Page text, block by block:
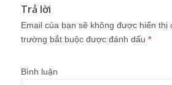
Trả lời
Email của bạn sẽ không được hiển thị
trường bắt buộc được đánh dấu *
Bình luận